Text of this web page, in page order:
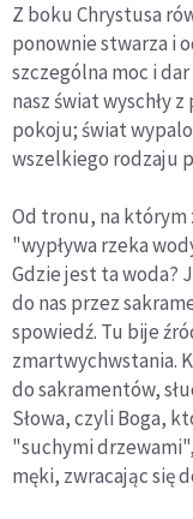
Z boku Chrystusa
ponownie stwarza i
szczególna moc i
nasz świat wyschły
pokoju; świat
wszelkiego rodzaju
Od tronu, na którym
"wypływa rzeka
Gdzie jest ta woda?
do nas przez
spowiedź. Tu bije
zmartwychwstania.
do sakramentów,
Słowa, czyli Boga,
"suchymi
męki, zwracając się